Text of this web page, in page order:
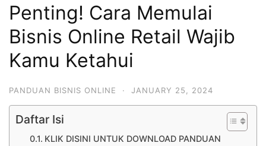
Penting! Cara Memulai
Bisnis Online Retail Wajib
Kamu Ketahui
PANDUAN BISNIS ONLINE · JANUARY 25, 2024
Daftar Isi
KLIK DISINI UNTUK DOWNLOAD PANDUAN